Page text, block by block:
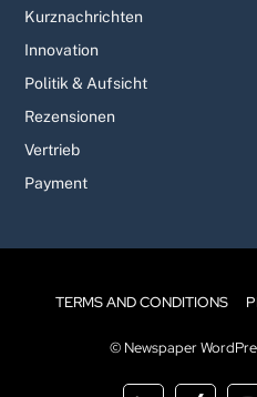
Kurznachrichten
Innovation
Politik & Aufsicht
Rezensionen
Vertrieb
Payment
TERMS AND CONDITIONS
© Newspaper